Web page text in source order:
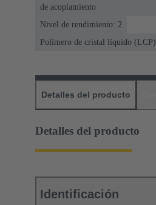
de acoplamiento
Nivel de rendimiento: 2
Polímero de cristal líquido (LCP)
Detalles del producto
Detalles del producto
Identificación